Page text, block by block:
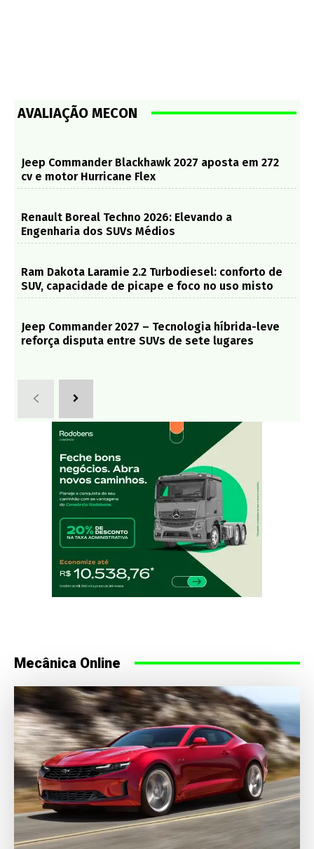
AVALIAÇÃO MECON
Jeep Commander Blackhawk 2027 aposta em 272
cv e motor Hurricane Flex
Renault Boreal Techno 2026: Elevando a
Engenharia dos SUVs Médios
Ram Dakota Laramie 2.2 Turbodiesel: conforto de
SUV, capacidade de picape e foco no uso misto
Jeep Commander 2027 – Tecnologia híbrida-leve
reforça disputa entre SUVs de sete lugares
Mecânica Online